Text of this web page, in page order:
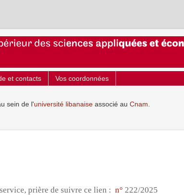
et contacts Vos coordonnées
sein de l'université libanaise associé au Cnam
prière de suivre ce lien : n°222/2025